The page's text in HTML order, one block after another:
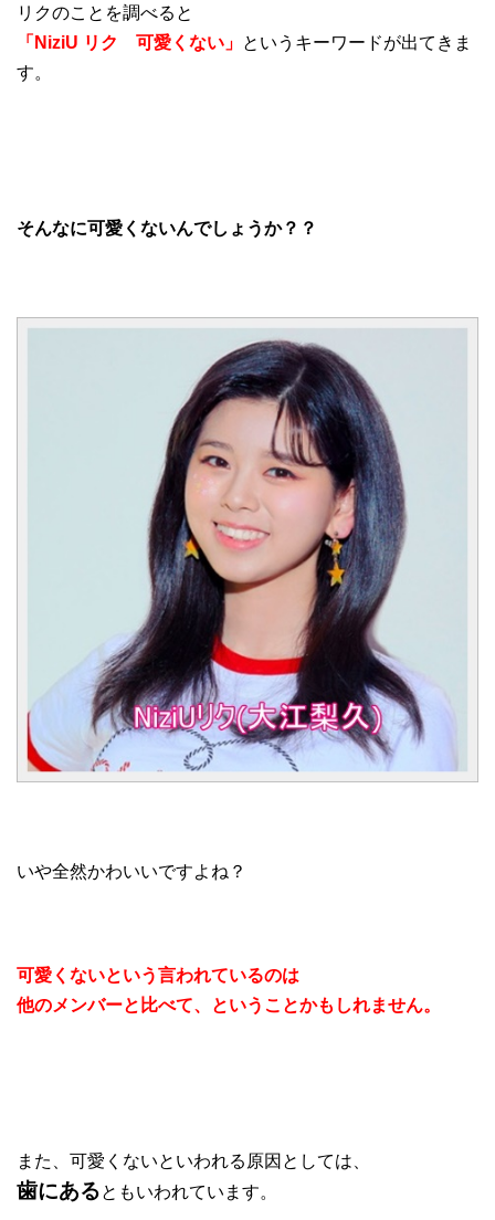
リクのことを調べると
「NiziU リク 可愛くない」 というキーワードが出てきま
す。
そんなに可愛くないんでしょうか？？
いや全然かわいいですよね？
可愛くないという言われているのは
他のメンバーと比べて、ということかもしれません。
また、可愛くないといわれる原因としては、
歯にあるともいわれています。